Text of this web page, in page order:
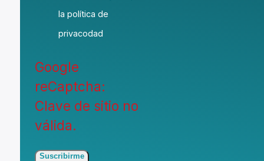
la política de
privacodad
Google
reCaptcha:
Clave de sitio no
válida.
Suscribirme